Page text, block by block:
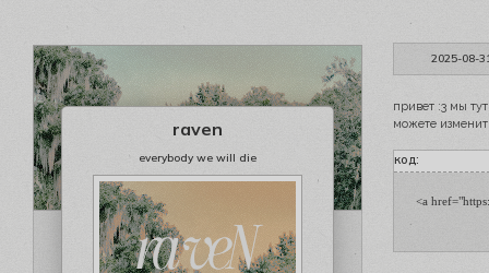
2025-08-
raven
everybody we will die
привет :3 мы
можете
код:
<a